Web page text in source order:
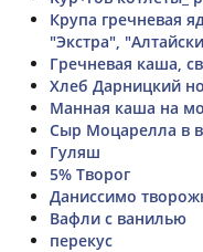
Крупа гречневая
"Экстра",
Гречневая каша,
Хлеб Дарницкий
Манная каша на
Сыр Моцарелла в
Гуляш
5% Творог
Даниссимо
Вафли с ванилью
перекус